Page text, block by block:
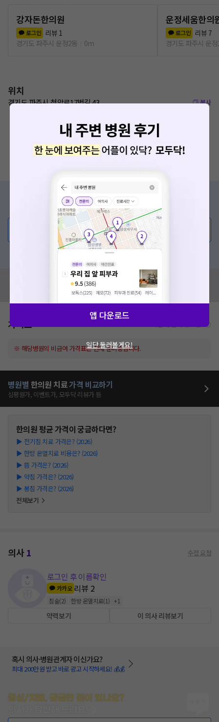
강자돈한의원
로그인 리뷰 1
경기도 파주시 운정2동
0m
운정세움한의
로그인 리뷰 7
경기도 파주시 운
위치
경기도 파주시 청암로17번길 43 복사
증상/치료, 궁금한 점이 있나요?
의사가 직접 답해드려요!
💬 무엇이든 물어보세요
혹은, 의료상담 서비스에 다양한 게시글 보러가기
혹시 잘못된 병원정보가 있나요?
모두닥 팀에 알려주세요!
가격표
※ 해당병원의 비급여 가격표는 현재 준비중입니다.
병원별 한의원 치료가격 비교하기
심평원가, 이벤트가, 모두닥 리뷰가 등
한의원평균 가격이 궁금하다면?
▶ 전기침 치료 가격은? (2026)
▶ 한방 온열치료 비용은? (2026)
▶ 뜸 가격은? (2026)
▶ 약침 가격은? (2026)
▶ 봉침 가격은? (2026)
전체보기
의사1 수정 요청
로그인 후 이름확인
카카오 리뷰 2
침술(2) 한방 온열치료(1) +1
약력보기 이 의사 리뷰보기
혹시 의사·병원관계자 이신가요?
최대 200만원 받고 바로 광고 시작하세요! 💰💰
증상/치료, 궁금한 점이 있나요?
앱 다운로드
일단 둘러볼게요!